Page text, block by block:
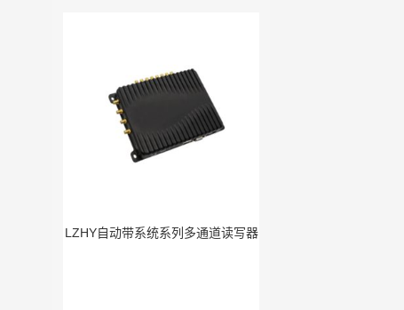
LZHY自动带系统系列多通道读写器